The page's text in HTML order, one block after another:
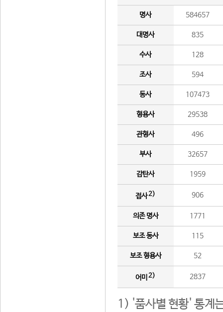
명사 584657
대명사 835
수사 128
조사 594
동사 107473
형용사 29538
관형사 496
부사 32657
감탄사 1959
접사2) 906
의존 명사 1771
보조 동사 115
보조 형용사 52
어미 2) 2837
1) '품사별 현황' 통계